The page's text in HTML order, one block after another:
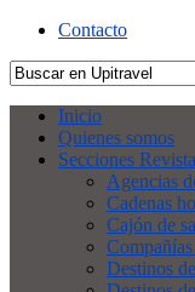
Contacto
Inicio
Quienes somos
Secciones Revista
Agencias
Cadenas
Cajón de
Compañías
Destinos